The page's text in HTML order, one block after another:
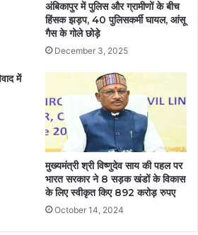
अंबिकापुर में पुलिस और ग्रामीणों के बीच
हिंसक झड़प, 40 पुलिसकर्मी घायल, आंसू
गैस के गोले छोड़े
December 3, 2025
में
मुख्यमंत्री श्री विष्णुदेव साय की पहल पर
भारत सरकार ने 8 सड़क खंडों के विकास
के लिए स्वीकृत किए 892 करोड़ रुपए
October 14, 2024